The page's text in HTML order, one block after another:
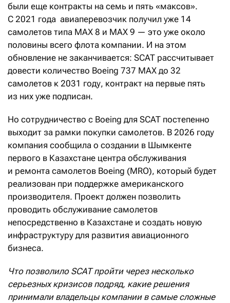
были еще контракты на семь и пять «максов».
С 2021 года авиаперевозчик получил уже 14
самолетов типа MAX 8 и MAX 9 — это уже около
половины всего флота компании. И на этом
обновление не заканчивается: SCAT рассчитывает
довести количество Boeing 737 MAX до 32
самолетов к 2031 году, контракт на первые пять
из них уже подписан.
Но сотрудничество с Boeing для SCAT постепенно
выходит за рамки покупки самолетов. В 2026 году
компания сообщила о создании в Шымкенте
первого в Казахстане центра обслуживания
и ремонта самолетов Boeing (MRO), который будет
реализован при поддержке американского
производителя. Проект должен позволить
проводить обслуживание самолетов
непосредственно в Казахстане и создать новую
инфраструктуру для развития авиационного
бизнеса.
Что позволило SCAT пройти через несколько
серьезных кризисов подряд, какие решения
принимали владельцы компании в самые сложные